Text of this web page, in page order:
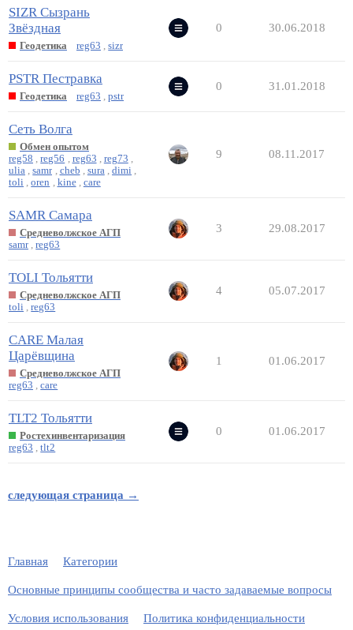
SIZR Сызрань
Звёздная
Геодетика reg63 ,sizr
0 30.06.2018
PSTR Пестравка
Геодетика reg63 ,pstr
0 31.01.2018
Сеть Волга
Обмен опытом
reg58
,reg56 reg63 reg73
ulia
,samr cheb sura ,dimi
toli
,oren kine care
9 08.11.2017
SAMR Самара
Средневолжское АГП
samr ,reg63
3 29.08.2017
TOLI Тольятти
Средневолжское АГП
toli
,reg63
4 05.07.2017
CARE Малая
Царёвщина
Средневолжское АГП
reg63
,care
1 01.06.2017
TLT2 Тольятти
Ростехинвентаризация
reg63
,tlt2
0 01.06.2017
следующая страница →
Главная Категории
Основные принципы сообщества и часто задаваемые вопросы
Условия использования Политика конфиденциальности